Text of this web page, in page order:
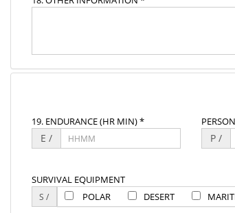
19. ENDURANCE (HR MIN) *
E / P /
SURVIVAL EQUIPMENT
POLAR
DESERT